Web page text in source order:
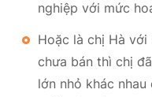
nghiệp với mức
Hoặc là chị Hà với
chưa bán thì chị
lớn nhỏ khác